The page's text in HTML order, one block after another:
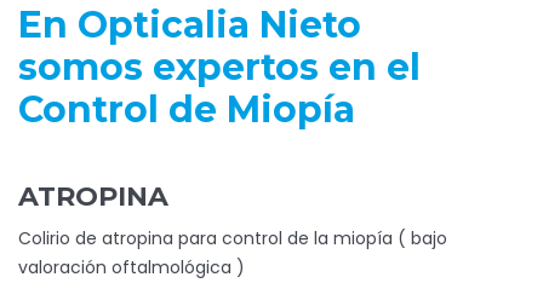
En Opticalia Nieto
somos expertos en el
Control de Miopía
ATROPINA
Colirio de atropina para control de la miopía ( bajo
valoración oftalmológica )